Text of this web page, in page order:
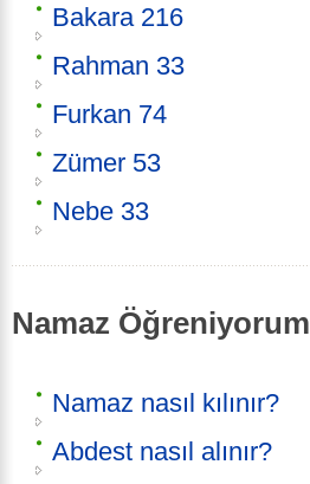
Bakara 216
Rahman 33
Furkan 74
Zümer 53
Nebe 33
Namaz Öğreniyorum
Namaz nasıl kılınır?
Abdest nasıl alınır?